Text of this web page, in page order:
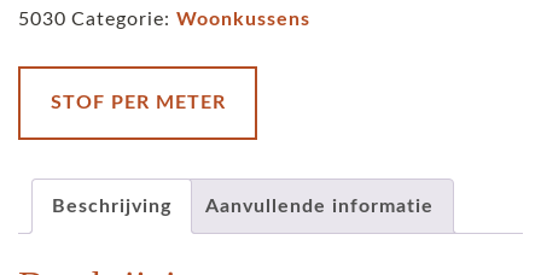
royal-
blue
aantal
5030 Categorie: Woonkussens
STOF PER METER
Beschrijving Aanvullende informatie